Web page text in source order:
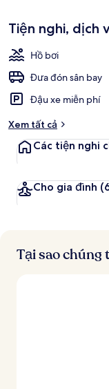
Tiện nghi, dịch
Hồ bơi
Đưa đón sân bay
Đậu xe miễn phí
Xem tất cả
Các tiện nghi
Cho gia đình
Tại sao